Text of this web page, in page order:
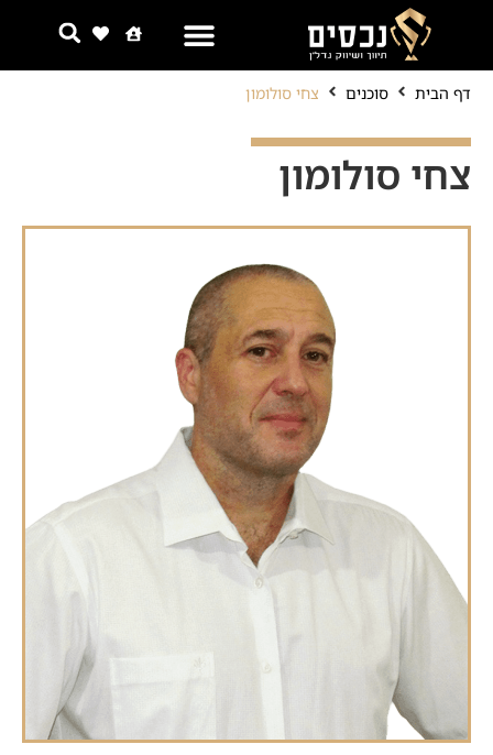
דף הבית סוכנים צחי סולומון
צחי סולומון